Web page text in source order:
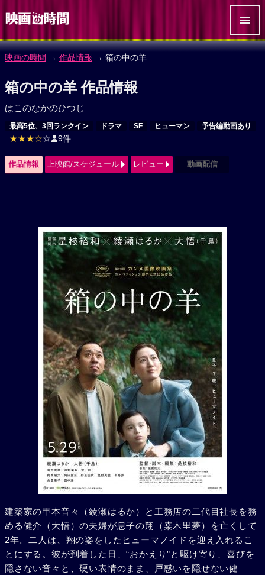
映画の時間 → 作品情報 → 箱の中の羊
箱の中の羊 作品情報
はこのなかのひつじ
最高5位、3回ランクイン ドラマ SF ヒューマン 予告編動画あり
★★★☆☆ 9件
作品情報 上映館/スケジュール レビュー 動画配信
建築家の甲本音々（綾瀬はるか）と工務店の二代目社長を務
める健介（大悟）の夫婦が息子の翔（桒木里夢）を亡くして
2年。二人は、翔の姿をしたヒューマノイドを迎え入れるこ
とにする。彼が到着した日、“おかえり”と駆け寄り、喜びを
隠さない音々と、硬い表情のまま、戸惑いを隠せない健